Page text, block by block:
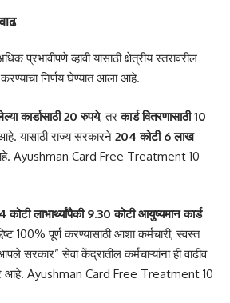
प्रभावीपणे व्हावी यासाठी क्षेत्रीय स्तरावरील
करण्याचा निर्णय घेण्यात आला आहे.
कार्डासाठी 20 रुपये, तरकार्ड वितरणासाठी 10
यासाठी राज्य सरकारने 204 कोटी 6 लाख
Ayushman Card Free Treatment 10
कोटी लाभार्थ्यांपैकी 9.30 कोटी आयुष्यमान कार्ड
100% पूर्ण करण्यासाठी आशा कर्मचारी, स्वस्त
सरकार” सेवा केंद्रातील कर्मचाऱ्यांना ही वाढीव
आहे. Ayushman Card Free Treatment 10